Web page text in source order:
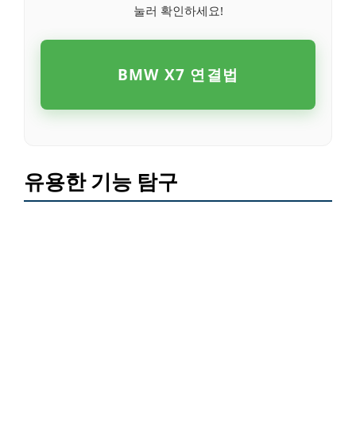
눌러 확인하세요!
BMW X7 연결법
유용한 기능 탐구